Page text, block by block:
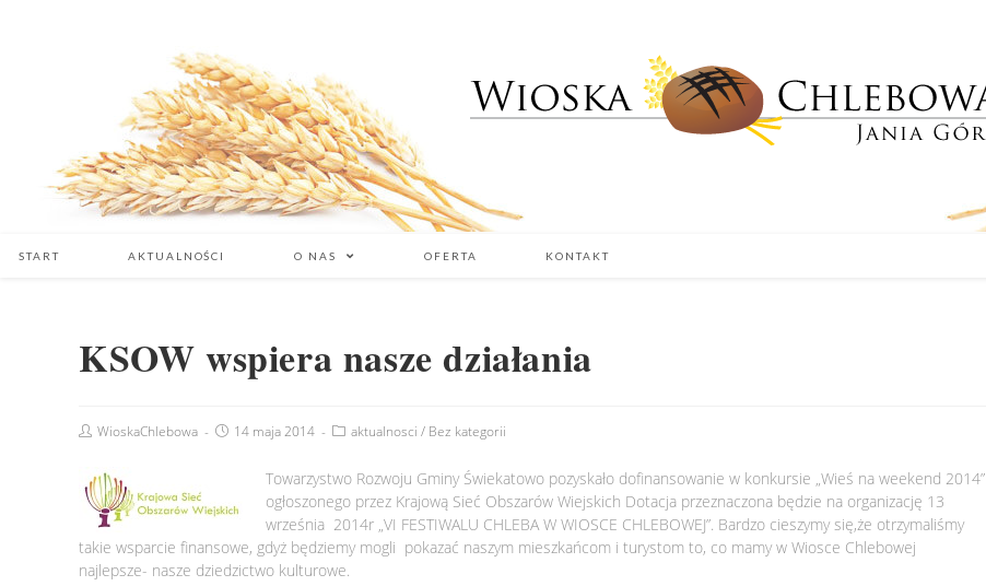
START AKTUALNOŚCI O NAS OFERTA KONTAKT
KSOW wspiera nasze działania
WioskaChlebowa 14 maja 2014 aktualnosci / Bez kategorii
Towarzystwo Rozwoju Gminy Świekatowo pozyskało dofinansowanie w konkursie „Wieś na weekend 2014”
ogłoszonego przez Krajową Sieć Obszarów Wiejskich Dotacja przeznaczona będzie na organizację 13
września 2014r „VI FESTIWALU CHLEBA W WIOSCE CHLEBOWEJ”. Bardzo cieszymy się,że otrzymaliśmy
takie wsparcie finansowe, gdyż będziemy mogli pokazać naszym mieszkańcom i turystom to, co mamy w Wiosce Chlebowej
najlepsze- nasze dziedzictwo kulturowe.